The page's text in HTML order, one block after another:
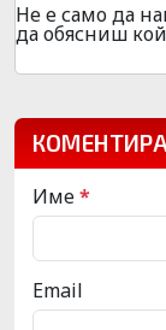
Не е само да
да обясниш
Име*
Email